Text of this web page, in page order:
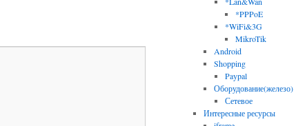
*PPPoE
*WiFi&3G
MikroTik
Android
Shopping
Paypal
Оборудование(железо)
Сетевое
Интересные ресурсы